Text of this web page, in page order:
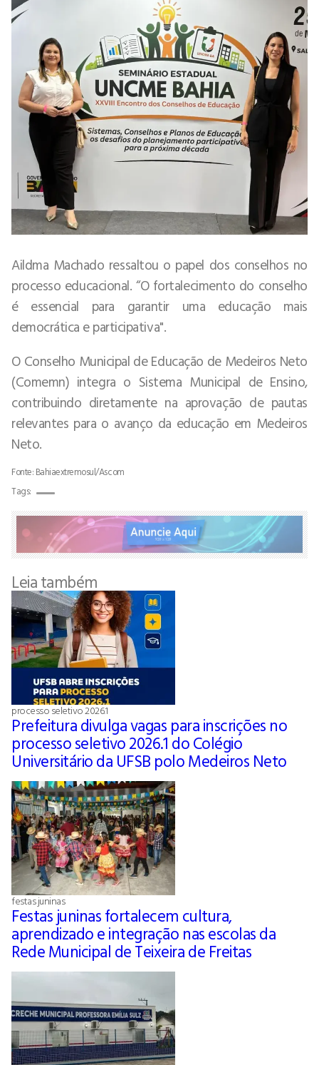
Aildma Machado ressaltou o papel dos conselhos no
processo educacional. “O fortalecimento do conselho
é essencial para garantir uma educação mais
democrática e participativa".
O Conselho Municipal de Educação de Medeiros Neto
(Comemn) integra o Sistema Municipal de Ensino,
contribuindo diretamente na aprovação de pautas
relevantes para o avanço da educação em Medeiros
Neto.
Fonte: Bahiaextremosul/Ascom
Tags:
Leia também
processo seletivo 2026.1
Prefeitura divulga vagas para inscrições no
processo seletivo 2026.1 do Colégio
Universitário da UFSB polo Medeiros Neto
festas juninas
Festas juninas fortalecem cultura,
aprendizado e integração nas escolas da
Rede Municipal de Teixeira de Freitas